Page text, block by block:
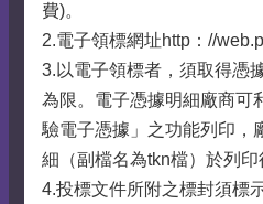
費)。
2.電子領標網址http：//
3.以電子領標者，須取得憑
為限。電子憑據明細廠商可
驗電子憑據」之功能列印，
細（副檔名為tkn檔）於列印
4.投標文件所附之標封須標